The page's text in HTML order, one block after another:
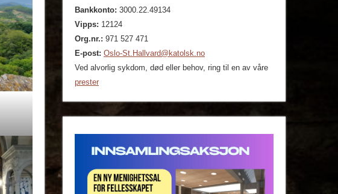
Bankkonto: 3000.22.49134
Vipps: 12124
Org.nr.: 971 527 471
E-post: Oslo-St.Hallvard@katolsk.no
Ved alvorlig sykdom, død eller behov, ring til en av våre
prester